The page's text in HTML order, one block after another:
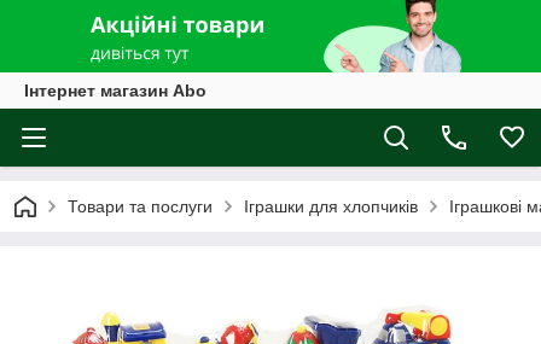
Інтернет магазин Abo
Товари та послуги Іграшки для хлопчиків Іграшкові